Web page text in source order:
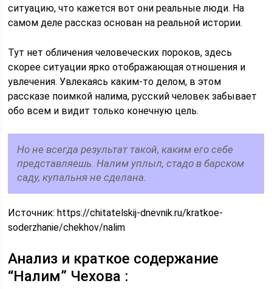
ситуацию, что кажется вот они реальные люди. На
самом деле рассказ основан на реальной истории.
Тут нет обличения человеческих пороков, здесь
скорее ситуации ярко отображающая отношения и
увлечения. Увлекаясь каким-то делом, в этом
рассказе поимкой налима, русский человек забывает
обо всем и видит только конечную цель.
Но не всегда результат такой, каким его себе
представляешь. Налим уплыл, стадо в барском
саду, купальня не сделана.
Источник:https://chitatelskij-dnevnik.ru/kratkoe-
soderzhanie/chekhov/nalim
Анализ и краткое содержание
“Налим” Чехова :